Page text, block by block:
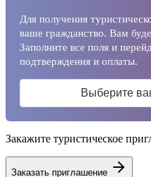
Для получения
ваше гражданство. Вам
Заполните все поля и
подтверждения и оплаты.
Выберите
Закажите туристическое
Заказать приглашение